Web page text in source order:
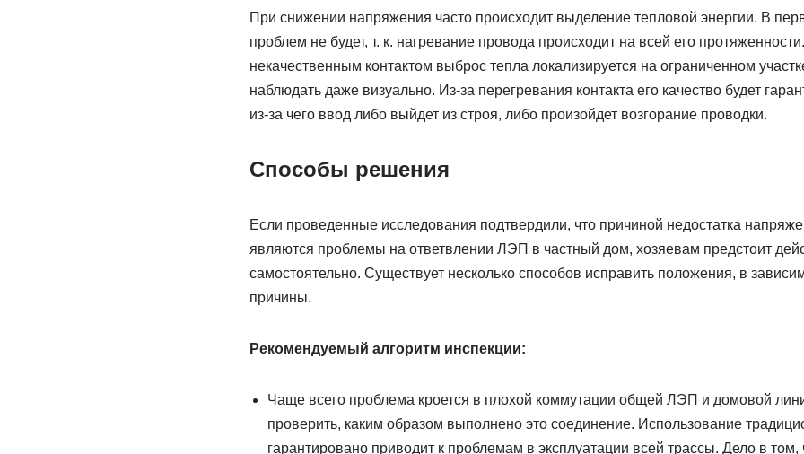
При снижении напряжения часто происходит выделение тепловой энергии. В
проблем не будет, т. к. нагревание провода происходит на всей его
некачественным контактом выброс тепла локализируется на ограниченном
наблюдать даже визуально. Из-за перегревания контакта его качество будет
из-за чего ввод либо выйдет из строя, либо произойдет возгорание проводки.
Способы решения
Если проведенные исследования подтвердили, что причиной недостатка
являются проблемы на ответвлении ЛЭП в частный дом, хозяевам предстоит
самостоятельно. Существует несколько способов исправить положения, в
причины.
Рекомендуемый алгоритм инспекции:
Чаще всего проблема кроется в плохой коммутации общей ЛЭП и домовой
проверить, каким образом выполнено это соединение. Использование
гарантировано приводит к проблемам в эксплуатации всей трассы. Дело в том,